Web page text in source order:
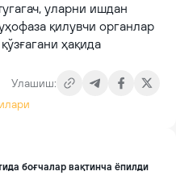
уларни ишдан
қилувчи органлар
ҳақида
Улашиш:
боғчалар вақтинча ёпилди